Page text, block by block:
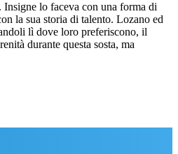
Insigne lo faceva con una forma di
la sua storia di talento. Lozano ed
lì dove loro preferiscono, il
durante questa sosta, ma